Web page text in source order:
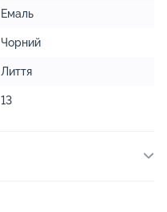
Емаль
Чорний
Лиття
13